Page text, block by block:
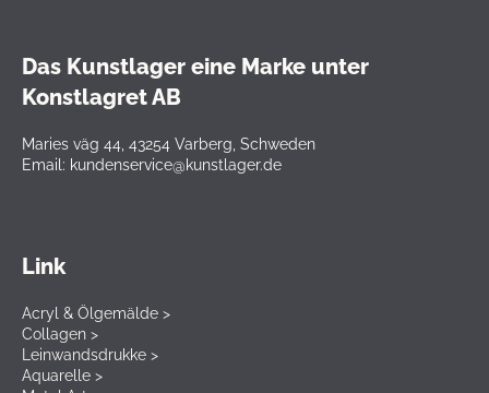
Das Kunstlager eine Marke unter
Konstlagret AB
Maries väg 44, 43254 Varberg, Schweden
Email: kundenservice@kunstlager.de
Link
Acryl & Ölgemälde >
Collagen >
Leinwandsdrukke >
Aquarelle >